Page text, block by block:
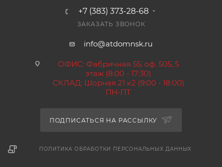
+7 (383) 373-28-68
ЗАКАЗАТЬ ЗВОНОК
info@atdomnsk.ru
ОФИС: Фабричная 55, оф. 505, 5
этаж (8:00 - 17:30)
СКЛАД: Шорная 21 к2 (9:00 - 18:00)
ПН-ПТ
ПОДПИСАТЬСЯ НА РАССЫЛКУ
ПОЛИТИКА ОБРАБОТКИ ПЕРСОНАЛЬНЫХ ДАННЫХ